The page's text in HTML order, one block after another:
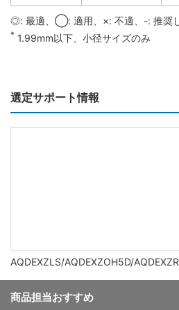
◎: 最適、◯: 適用、×: 不適、-: 推奨
* 1.99mm以下、小径サイズのみ
選定サポート情報
AQDEXZLS/AQDEXZOH5D/
商品担当おすすめ